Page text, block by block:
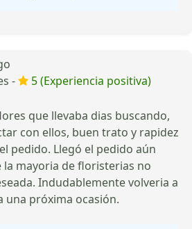
-
5 (Experiencia positiva)
que llevaba dias buscando,
con ellos, buen trato y rapidez
pedido. Llegó el pedido aún
mayoria de floristerias no
Indudablemente volveria a
una próxima ocasión.